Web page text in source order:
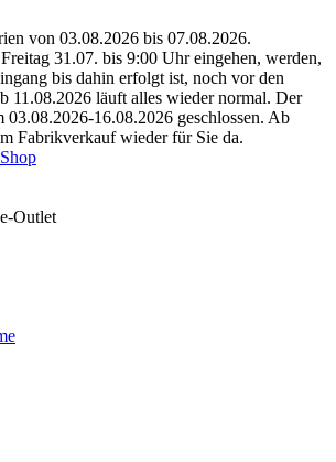
von 03.08.2026 bis 07.08.2026.
31.07. bis 9:00 Uhr eingehen, werden,
bis dahin erfolgt ist, noch vor den
11.08.2026 läuft alles wieder normal. Der
16.08.2026 geschlossen. Ab
Fabrikverkauf wieder für Sie da.
Outlet